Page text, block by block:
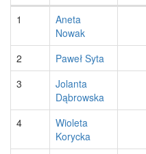
1
Aneta
Nowak
2 Paweł Syta
3
Jolanta
Dąbrowska
4
Wioleta
Korycka